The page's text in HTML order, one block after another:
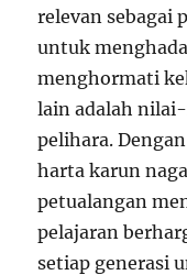
relevan sebagai
untuk
menghormati
lain adalah
pelihara.
harta karun
petualangan
pelajaran
setiap generasi